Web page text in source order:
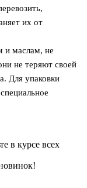
их от
и маслам, не
не теряют своей
Для упаковки
в курсе всех